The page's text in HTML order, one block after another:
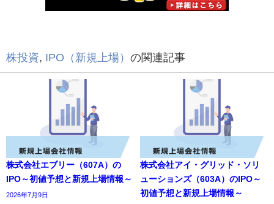
株投資, IPO（新規上場） の関連記事
株式会社エブリー（607A）の
IPO～初値予想と新規上場情報～
2026年7月9日
株式会社アイ・グリッド・ソリ
ューションズ（603A）のIPO～
初値予想と新規上場情報～